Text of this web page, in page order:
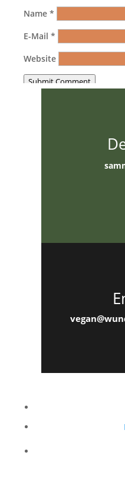
Name*
E-Mail*
Website
Submit Comment